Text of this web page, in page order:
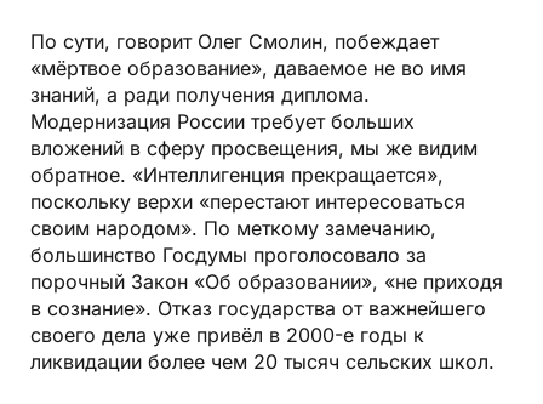
По сути, говорит Олег Смолин, побеждает
«мёртвое образование», даваемое не во имя
знаний, а ради получения диплома.
Модернизация России требует больших
вложений в сферу просвещения, мы же видим
обратное. «Интеллигенция прекращается»,
поскольку верхи «перестают интересоваться
своим народом». По меткому замечанию,
большинство Госдумы проголосовало за
порочный Закон «Об образовании», «не приходя
в сознание». Отказ государства от важнейшего
своего дела уже привёл в 2000-е годы к
ликвидации более чем 20 тысяч сельских школ.